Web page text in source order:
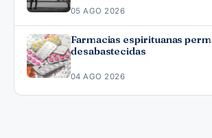
05 AGO 2026
Farmacias espirituanas
desabastecidas
04 AGO 2026